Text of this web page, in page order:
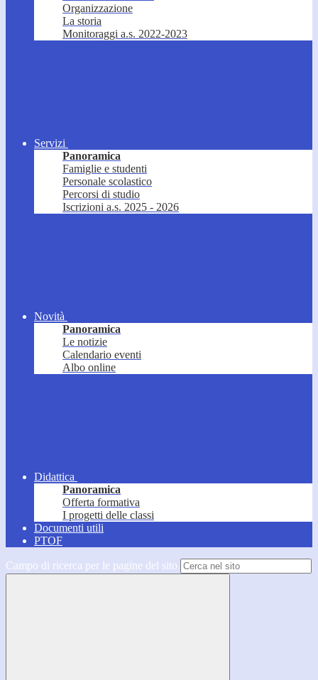
Organizzazione
La storia
Monitoraggi a.s. 2022-2023
Servizi
Panoramica
Famiglie e studenti
Personale scolastico
Percorsi di studio
Iscrizioni a.s. 2025 - 2026
Novità
Panoramica
Le notizie
Calendario eventi
Albo online
Didattica
Panoramica
Offerta formativa
I progetti delle classi
Documenti utili
PTOF
Campo di ricerca per le pagine del sito